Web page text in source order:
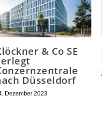
& Co SE
Düsseldorf
Dezember 2023